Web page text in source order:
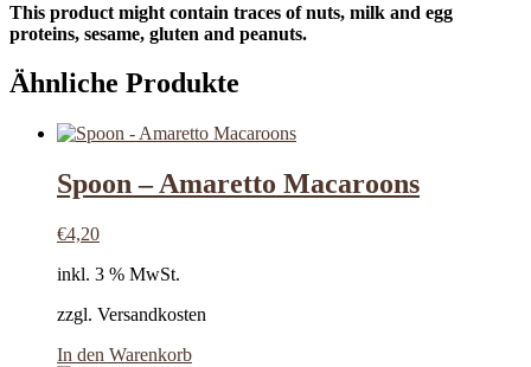
This product might contain traces of nuts, milk and egg
proteins, sesame, gluten and peanuts.
Ähnliche Produkte
Spoon – Amaretto Macaroons
€4,20
inkl. 3 % MwSt.
zzgl. Versandkosten
In den Warenkorb